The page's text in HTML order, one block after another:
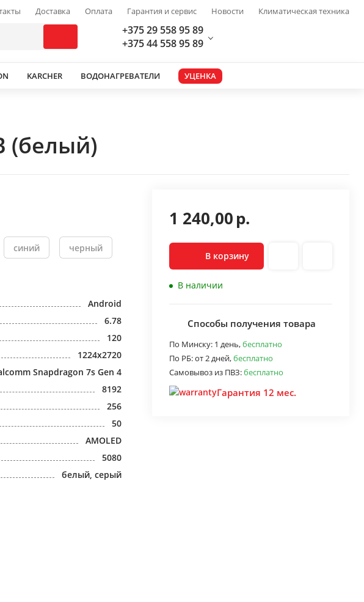
Доставка Оплата Гарантия и сервис Новости Климатическая техника
+375 29 558 95 89
+375 44 558 95 89
KARCHER ВОДОНАГРЕВАТЕЛИ УЦЕНКА
(белый)
синий черный
Android
6.78
120
1224x2720
Snapdragon 7s Gen 4
8192
256
50
AMOLED
5080
белый, серый
1 240,00р.
В корзину
В наличии
Способы получения товара
По Минску: 1 день,бесплатно
По РБ:от 2 дней,бесплатно
Самовывоз из ПВЗ:бесплатно
Гарантия 12 мес.